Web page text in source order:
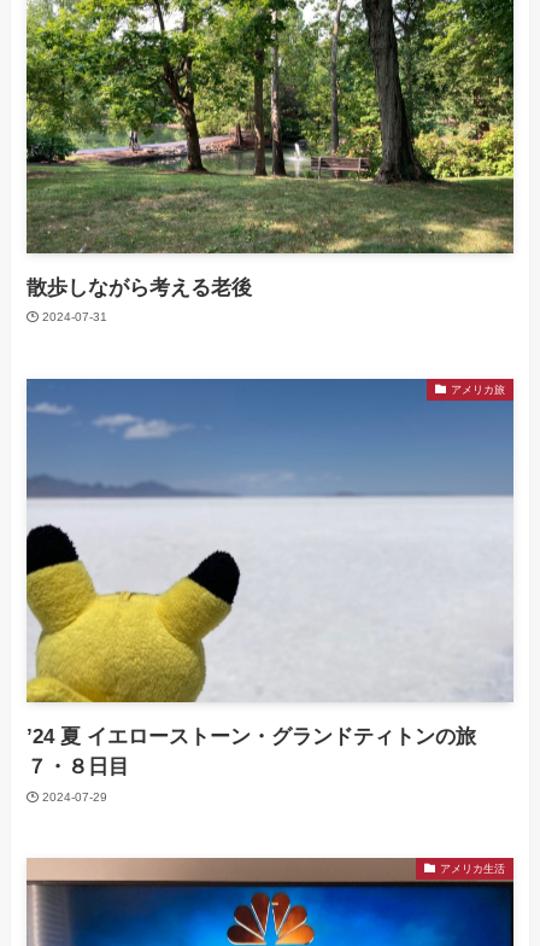
散歩しながら考える老後
2024-07-31
アメリカ旅
’24 夏 イエローストーン・グランドティトンの旅
７・８日目
2024-07-29
アメリカ生活